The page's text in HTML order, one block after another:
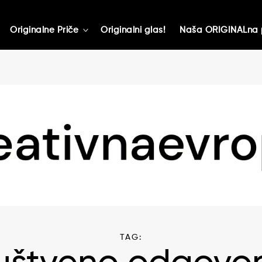
Originalne Priče toggle
Originalni glas! Naša
TAG: